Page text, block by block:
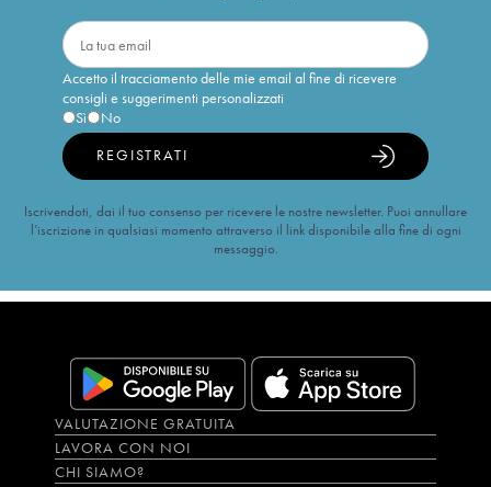
Accetto il tracciamento delle mie email al fine di ricevere
consigli e suggerimenti personalizzati
Sì
No
REGISTRATI
Iscrivendoti, dai il tuo consenso per ricevere le nostre newsletter. Puoi annullare
l’iscrizione in qualsiasi momento attraverso il link disponibile alla fine di ogni
messaggio.
VALUTAZIONE GRATUITA
LAVORA CON NOI
CHI SIAMO?